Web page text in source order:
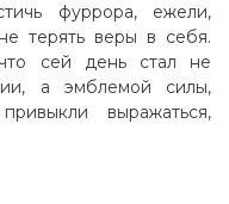
фуррора, ежели,
терять веры в себя.
сей день стал не
а эмблемой силы,
выражаться,